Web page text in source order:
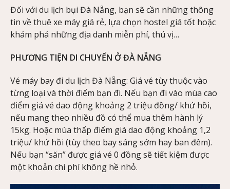
Đối với du lịch bụi Đà Nẵng, bạn sẽ cần những thông
tin về thuê xe máy giá rẻ, lựa chọn hostel giá tốt hoặc
khám phá những địa danh miễn phí, thú vị…
PHƯƠNG TIỆN DI CHUYỂN Ở ĐÀ NẴNG
Vé máy bay đi du lịch Đà Nẵng: Giá vé tùy thuộc vào
từng loại và thời điểm bạn đi. Nếu bạn đi vào mùa cao
điểm giá vé dao động khoảng 2 triệu đồng/ khứ hồi,
nếu mang theo nhiều đồ có thể mua thêm hành lý
15kg. Hoặc mùa thấp điểm giá dao động khoảng 1,2
triệu/ khứ hồi (tùy theo bay sáng sớm hay ban đêm).
Nếu bạn “săn” được giá vé 0 đồng sẽ tiết kiệm được
một khoản chi phí không hề nhỏ.